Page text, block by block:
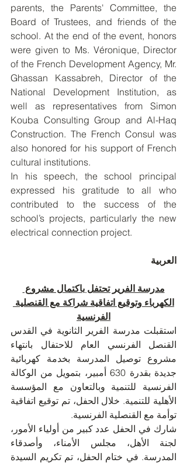
parents, the Parents' Committee, the
Board of Trustees, and friends of the
school. At the end of the event, honors
were given to Ms. Véronique, Director
of the French Development Agency, Mr.
Ghassan Kassabreh, Director of the
National Development Institution, as
well as representatives from Simon
Kouba Consulting Group and Al-Haq
Construction. The French Consul was
also honored for his support of French
cultural institutions.
In his speech, the school principal
expressed his gratitude to all who
contributed to the success of the
school’s projects, particularly the new
electrical connection project.
العربية
مدرسة الفرير تحتفل باكتمال مشروع
الكهرباء وتوقيع اتفاقية شراكة مع القنصلية
الفرنسية
توأمة مع القنصلية الفرنسية.